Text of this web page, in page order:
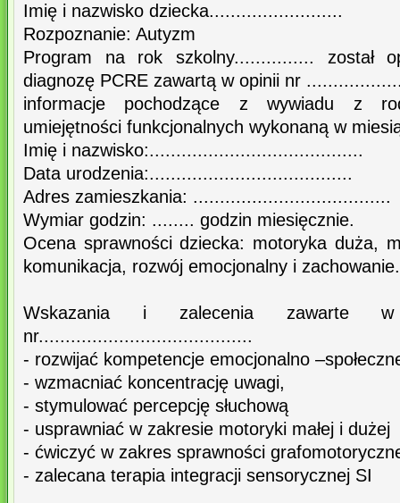
Imię i nazwisko dziecka.........................
Rozpoznanie: Autyzm
Program na rok szkolny............... został
diagnozę PCRE zawartą w opinii nr
informacje pochodzące z wywiadu z
umiejętności funkcjonalnych wykonaną w
Imię i nazwisko:........................................
Data urodzenia:......................................
Adres zamieszkania: .....................................
Wymiar godzin: ........ godzin miesięcznie.
Ocena sprawności dziecka: motoryka duża,
komunikacja, rozwój emocjonalny i zachowanie.
Wskazania i zalecenia zawarte
nr........................................
- rozwijać kompetencje emocjonalno
- wzmacniać koncentrację uwagi,
- stymulować percepcję słuchową
- usprawniać w zakresie motoryki małej i dużej
- ćwiczyć w zakres sprawności
- zalecana terapia integracji sensorycznej SI